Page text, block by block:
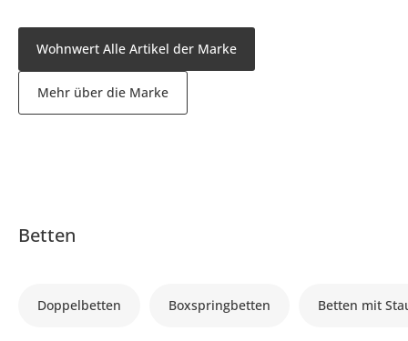
Wohnwert Alle Artikel der Marke
Mehr über die Marke
Betten
Doppelbetten Boxspringbetten Betten mit